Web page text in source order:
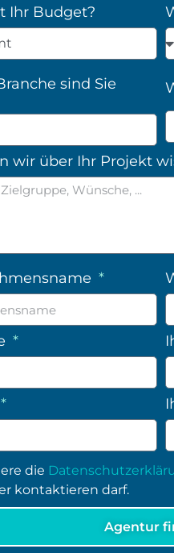
Ihr Budget?
sind Sie
wir über Ihr Projekt
die
kontaktieren darf.
Agentur